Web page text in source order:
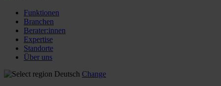
Funktionen
Branchen
Berater:innen
Expertise
Standorte
Über uns
Deutsch Change